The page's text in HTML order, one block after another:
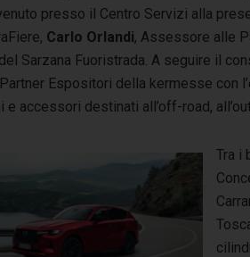
presso il Centro Servizi alla
Carlo Orlandi, Assessore alle
Sarzana Fuoristrada. A seguire il
Espositori della kermesse con
e accessori destinati all’off-road,
Tra i